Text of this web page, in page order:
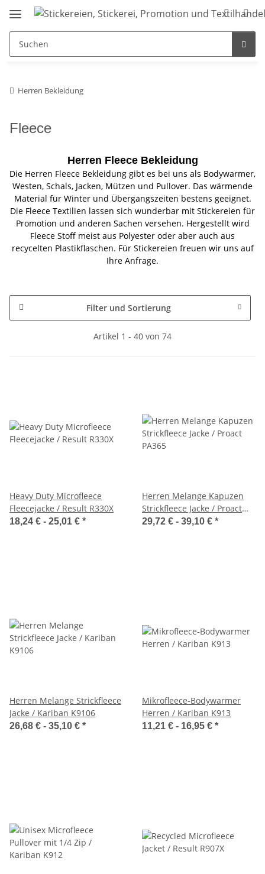
Herren Bekleidung
Fleece
Herren Fleece Bekleidung
Die Herren Fleece Bekleidung gibt es bei uns als Bodywarmer,
Westen, Schals, Jacken, Mützen und Pullover. Das wärmende
Material für Winter und Übergangszeiten bestens geeignet.
Die Fleece Textilien lassen sich wunderbar mit Stickereien für
Promotion und anderen Sachen versehen. Hergestellt wird
Fleece Stoff meist aus Polyester oder aber auch aus
recycelten Plastikflaschen. Für Stickereien freuen wir uns auf
Ihre Anfrage.
Filter und Sortierung
Artikel 1 - 40 von 74
Heavy Duty Microfleece
Fleecejacke / Result R330X
18,24 € - 25,01 € *
Herren Melange Kapuzen
Strickfleece Jacke / Proact
PA365
29,72 € - 39,10 € *
Herren Melange Strickfleece
Jacke / Kariban K9106
26,68 € - 35,10 € *
Mikrofleece-Bodywarmer
Herren / Kariban K913
11,21 € - 16,95 € *